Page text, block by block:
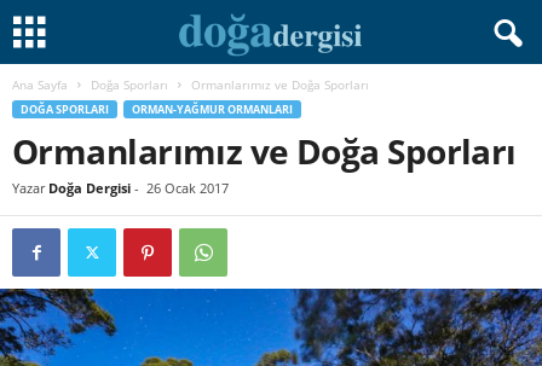
Ana Sayfa Doğa Sporları Ormanlarımız ve Doğa Sporları
DOĞA SPORLARI ORMAN-YAĞMUR ORMANLARI
Ormanlarımız ve Doğa Sporları
Yazar Doğa Dergisi - 26 Ocak 2017